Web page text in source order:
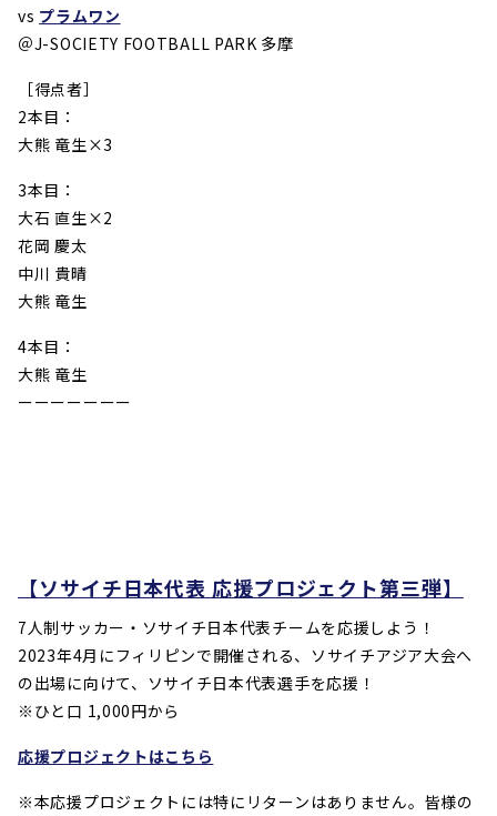
vs プラムワン
＠J-SOCIETY FOOTBALL PARK 多摩
［得点者］
2本目：
大熊 竜生×3
3本目：
大石 直生 ×2
花岡 慶太
中川 貴晴
大熊 竜生
4本目：
大熊 竜生
ーーーーーーー
【ソサイチ日本代表 応援プロジェクト第三弾】
7人制サッカー・ソサイチ日本代表チームを応援しよう！
2023年4月にフィリピンで開催される、ソサイチアジア大会へ
の出場に向けて、ソサイチ日本代表選手を応援！
※ひと口 1,000円から
応援プロジェクトはこちら
※本応援プロジェクトには特にリターンはありません。皆様の